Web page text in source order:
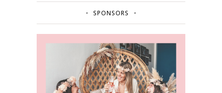
SPONSORS